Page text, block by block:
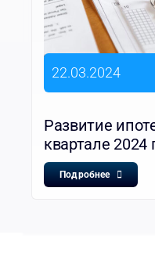
22.03.2024
Развитие
квартале 2024
Подробнее